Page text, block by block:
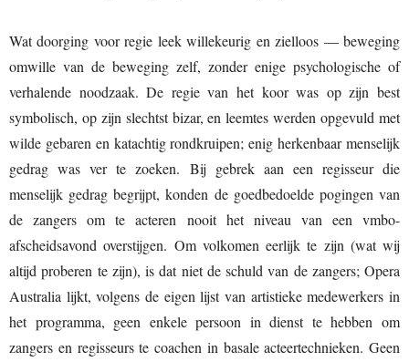
Wat doorging voor regie leek willekeurig en zielloos — beweging
omwille van de beweging zelf, zonder enige psychologische of
verhalende noodzaak. De regie van het koor was op zijn best
symbolisch, op zijn slechtst bizar, en leemtes werden opgevuld met
wilde gebaren en katachtig rondkruipen; enig herkenbaar menselijk
gedrag was ver te zoeken. Bij gebrek aan een regisseur die
menselijk gedrag begrijpt, konden de goedbedoelde pogingen van
de zangers om te acteren nooit het niveau van een vmbo-
afscheidsavond overstijgen. Om volkomen eerlijk te zijn (wat wij
altijd proberen te zijn), is dat niet de schuld van de zangers; Opera
Australia lijkt, volgens de eigen lijst van artistieke medewerkers in
het programma, geen enkele persoon in dienst te hebben om
zangers en regisseurs te coachen in basale acteertechnieken. Geen